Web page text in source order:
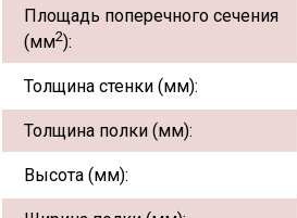
Площадь поперечного сечения
(мм2):
Толщина стенки (мм):
Толщина полки (мм):
Высота (мм):